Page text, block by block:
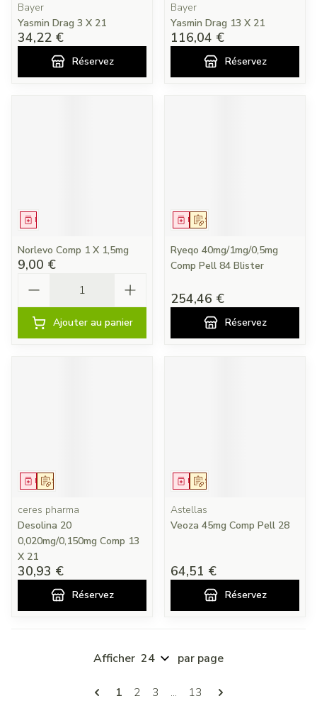
Bayer
Yasmin Drag 3 X 21
34,22 €
Réservez
Bayer
Yasmin Drag 13 X 21
116,04 €
Réservez
Médicament
Norlevo Comp 1 X 1,5mg
9,00 €
Ajouter au panier
Sur prescription
Médicament
Ryeqo 40mg/1mg/0,5mg
Comp Pell 84 Blister
254,46 €
Réservez
Sur prescription
Médicament
ceres pharma
Desolina 20
0,020mg/0,150mg Comp 13
X 21
30,93 €
Réservez
Sur prescription
Médicament
Astellas
Veoza 45mg Comp Pell 28
64,51 €
Réservez
Pages
Vous lisez actuellement la page
1 Page
2 Page
3 ... Page
13
Afficher par page